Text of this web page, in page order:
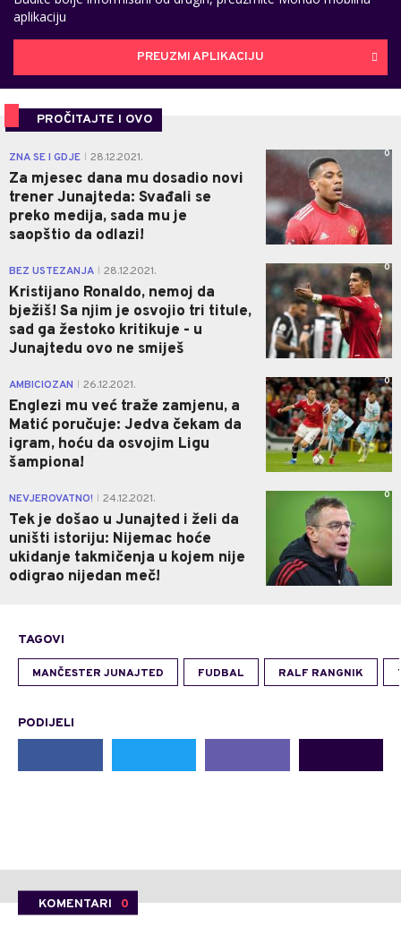
aplikaciju
PREUZMI APLIKACIJU
PROČITAJTE I OVO
ZNA SE I GDJE 28.12.2021.
Za mjesec dana mu dosadio novi
trener Junajteda: Svađali se
preko medija, sada mu je
saopštio da odlazi!
0
BEZ USTEZANJA 28.12.2021.
Kristijano Ronaldo, nemoj da
bježiš! Sa njim je osvojio tri titule,
sad ga žestoko kritikuje - u
Junajtedu ovo ne smiješ
0
AMBICIOZAN 26.12.2021.
Englezi mu već traže zamjenu, a
Matić poručuje: Jedva čekam da
igram, hoću da osvojim Ligu
šampiona!
0
NEVJEROVATNO! 24.12.2021.
Tek je došao u Junajted i želi da
uništi istoriju: Nijemac hoće
ukidanje takmičenja u kojem nije
odigrao nijedan meč!
0
TAGOVI
MANČESTER JUNAJTED FUDBAL RALF RANGNIK
PODIJELI
KOMENTARI 0